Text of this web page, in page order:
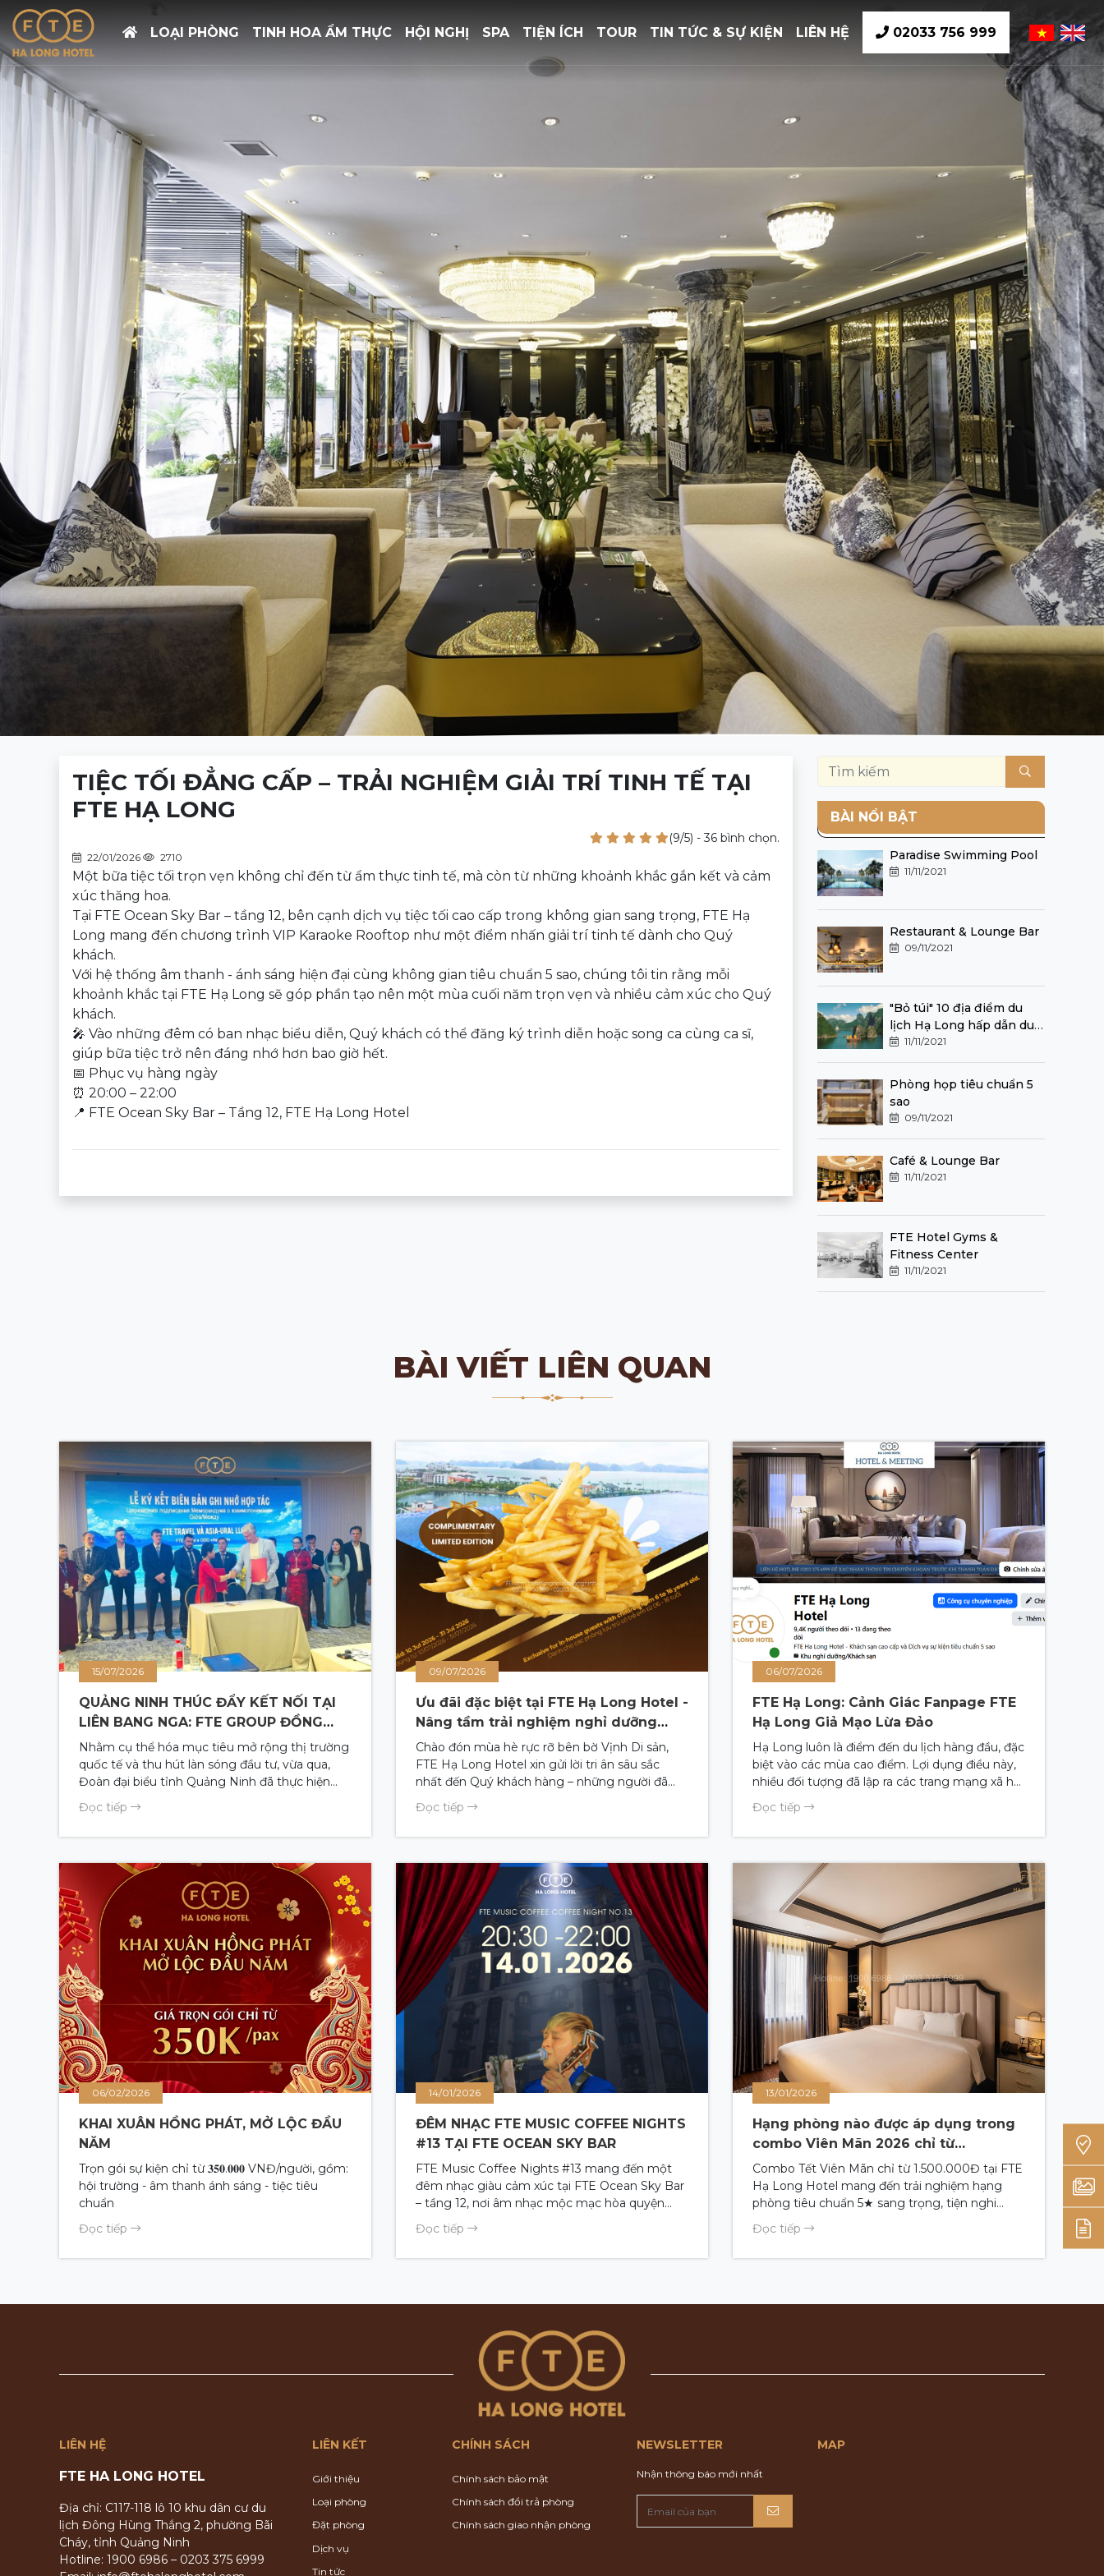
LOẠI PHÒNG TINH HOA ẨM THỰC HỘI NGHỊ SPA TIỆN ÍCH TOUR TIN TỨC & SỰ KIỆN LIÊN HỆ 02033 756 999
TIỆC TỐI ĐẲNG CẤP – TRẢI NGHIỆM GIẢI TRÍ TINH TẾ TẠI
FTE HẠ LONG
(9/5) - 36 bình chọn.
22/01/2026 2710
Một bữa tiệc tối trọn vẹn không chỉ đến từ ẩm thực tinh tế, mà còn từ những khoảnh khắc gắn kết và cảm
xúc thăng hoa.
Tại FTE Ocean Sky Bar – tầng 12, bên cạnh dịch vụ tiệc tối cao cấp trong không gian sang trọng, FTE Hạ
Long mang đến chương trình VIP Karaoke Rooftop như một điểm nhấn giải trí tinh tế dành cho Quý
khách.
Với hệ thống âm thanh - ánh sáng hiện đại cùng không gian tiêu chuẩn 5 sao, chúng tôi tin rằng mỗi
khoảnh khắc tại FTE Hạ Long sẽ góp phần tạo nên một mùa cuối năm trọn vẹn và nhiều cảm xúc cho Quý
khách.
🎤 Vào những đêm có ban nhạc biểu diễn, Quý khách có thể đăng ký trình diễn hoặc song ca cùng ca sĩ,
giúp bữa tiệc trở nên đáng nhớ hơn bao giờ hết.
📅 Phục vụ hàng ngày
⏰ 20:00 – 22:00
📍 FTE Ocean Sky Bar – Tầng 12, FTE Hạ Long Hotel
BÀI NỔI BẬT
Paradise Swimming Pool
11/11/2021
Restaurant & Lounge Bar
09/11/2021
"Bỏ túi" 10 địa điểm du
lịch Hạ Long hấp dẫn du
khách nhất định phải
đến một lần
11/11/2021
Phòng họp tiêu chuẩn 5
sao
09/11/2021
Café & Lounge Bar
11/11/2021
FTE Hotel Gyms &
Fitness Center
11/11/2021
BÀI VIẾT LIÊN QUAN
15/07/2026
QUẢNG NINH THÚC ĐẨY KẾT NỐI TẠI
LIÊN BANG NGA: FTE GROUP ĐỒNG
HÀNH MỞ RỘNG THỊ TRƯỜNG ĐÔNG
ÂU
Nhằm cụ thể hóa mục tiêu mở rộng thị trường
quốc tế và thu hút làn sóng đầu tư, vừa qua,
Đoàn đại biểu tỉnh Quảng Ninh đã thực hiện
chuyến công tác kéo dài 8 ngày tại Liên bang
Nga để tổ chức chuỗi chương trình xúc tiến đầu
tư, thương mại và du lịch song phương. Đồng
tích cực của các doanh nghiệp kinh tế và hạ
tầng du lịch trọng điểm, trong đó có đại diện
FTE Group.
Đọc tiếp
09/07/2026
Ưu đãi đặc biệt tại FTE Hạ Long Hotel -
Nâng tầm trải nghiệm nghỉ dưỡng
mùa hè
Chào đón mùa hè rực rỡ bên bờ Vịnh Di sản,
FTE Hạ Long Hotel xin gửi lời tri ân sâu sắc
nhất đến Quý khách hàng – những người đã
luôn tin tưởng và chọn lựa chúng tôi làm chốn
dừng chân cho những kỳ nghỉ gắn kết yêu
thương. (English in below)
Đọc tiếp
06/07/2026
FTE Hạ Long: Cảnh Giác Fanpage FTE
Hạ Long Giả Mạo Lừa Đảo
Hạ Long luôn là điểm đến du lịch hàng đầu, đặc
biệt vào các mùa cao điểm. Lợi dụng điều này,
nhiều đối tượng đã lập ra các trang mạng xã hội
giả danh các cơ sở lưu trú uy tín nhằm trục lợi.
Gần đây, Khách sạn FTE Hạ Long đã ghi nhận
nhiều trường hợp FTE hạ Long giả mạo xuất
cố tình làm nhầm lẫn thông tin để chiếm đoạt
tài sản. Bài viết này sẽ giúp bạn nhận diện chính
xác FTE Hạ Long chính chủ để có một kỳ nghỉ
an toàn và trọn vẹn.
Đọc tiếp
06/02/2026
KHAI XUÂN HỒNG PHÁT, MỞ LỘC ĐẦU
NĂM
Trọn gói sự kiện chỉ từ 𝟑𝟓𝟎.𝟎𝟎𝟎 VNĐ/người, gồm:
hội trường - âm thanh ánh sáng - tiệc tiêu
chuẩn
Đọc tiếp
14/01/2026
ĐÊM NHẠC FTE MUSIC COFFEE NIGHTS
#13 TẠI FTE OCEAN SKY BAR
FTE Music Coffee Nights #13 mang đến một
đêm nhạc giàu cảm xúc tại FTE Ocean Sky Bar
– tầng 12, nơi âm nhạc mộc mạc hòa quyện
cùng không gian sang trọng và tầm nhìn toàn
cảnh vịnh Hạ Long. Với sự trở lại của ca sĩ
Raven Marte, chương trình hứa hẹn những
14.01.2026, mở cửa tự do cho mọi khán giả yêu
Đọc tiếp
13/01/2026
Hạng phòng nào được áp dụng trong
combo Viên Mãn 2026 chỉ từ
1.500.000Đ?
Combo Tết Viên Mãn chỉ từ 1.500.000Đ tại FTE
Hạ Long Hotel mang đến trải nghiệm hạng
phòng tiêu chuẩn 5★ sang trọng, tiện nghi
cùng hệ sinh thái nghỉ dưỡng trọn vẹn tại trung
tâm Bãi Cháy. Đây là lựa chọn lý tưởng để bạn
và gia đình tận hưởng kỳ nghỉ Tết Nguyên đán
hạn, nhanh tay giữ chỗ cho kỳ nghỉ hoàn hảo.
Đọc tiếp
LIÊN HỆ
FTE HA LONG HOTEL
Địa chỉ: C117-118 lô 10 khu dân cư du
lịch Đông Hùng Thắng 2, phường Bãi
Cháy, tỉnh Quảng Ninh
Hotline: 1900 6986 – 0203 375 6999
LIÊN KẾT
Giới thiệu
Loại phòng
Đặt phòng
Dịch vụ
Tin tức
CHÍNH SÁCH
Chính sách bảo mật
Chính sách đổi trả phòng
Chính sách giao nhận phòng
NEWSLETTER
Nhận thông báo mới nhất
MAP